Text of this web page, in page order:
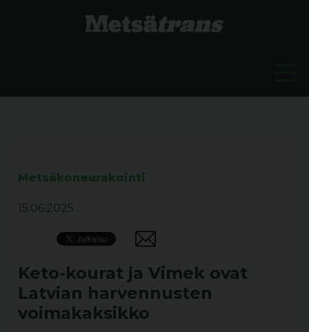
Metsäkoneurakointi
15.06.2025
Keto-kourat ja Vimek ovat
Latvian harvennusten
voimakaksikko